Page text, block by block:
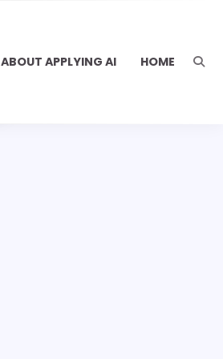
ABOUT APPLYING AI HOME